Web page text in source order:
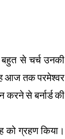
से चर्च उनकी
आज तक परमेश्वर
से बर्नार्ड की
को ग्रहण किया।